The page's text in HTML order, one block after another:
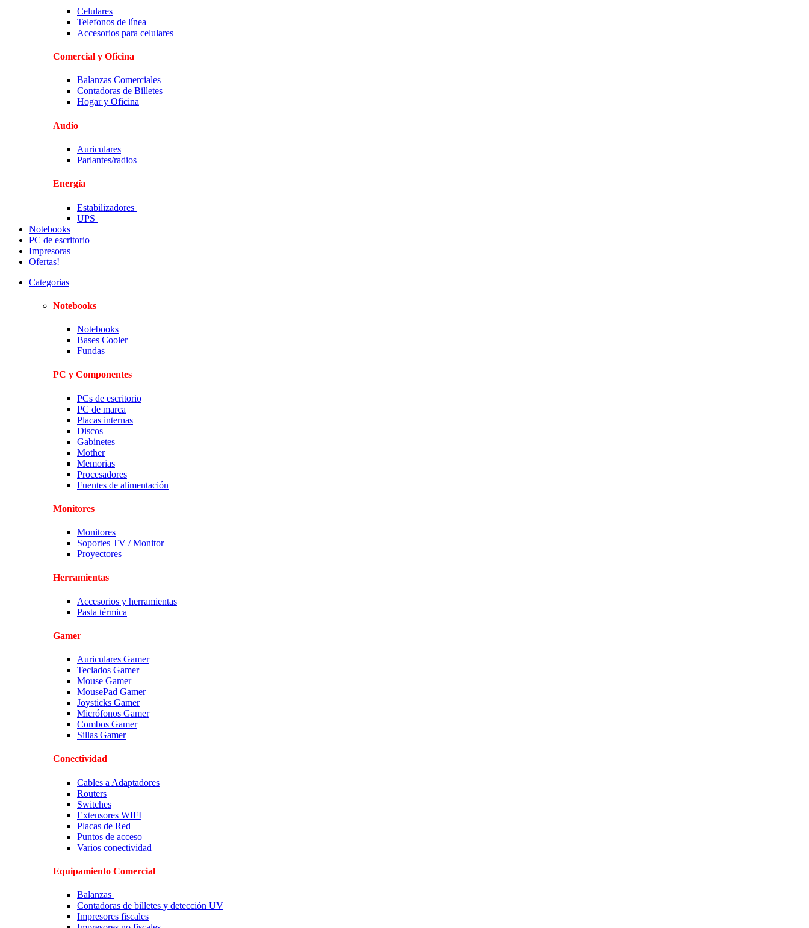
Celulares
Telefonos de línea
Accesorios para celulares
Comercial y Oficina
Balanzas Comerciales
Contadoras de Billetes
Hogar y Oficina
Audio
Auriculares
Parlantes/radios
Energía
Estabilizadores
UPS
Notebooks
PC de escritorio
Impresoras
Ofertas!
Categorias
Notebooks
Notebooks
Bases Cooler
Fundas
PC y Componentes
PCs de escritorio
PC de marca
Placas internas
Discos
Gabinetes
Mother
Memorias
Procesadores
Fuentes de alimentación
Monitores
Monitores
Soportes TV / Monitor
Proyectores
Herramientas
Accesorios y herramientas
Pasta térmica
Gamer
Auriculares Gamer
Teclados Gamer
Mouse Gamer
MousePad Gamer
Joysticks Gamer
Micrófonos Gamer
Combos Gamer
Sillas Gamer
Conectividad
Cables a Adaptadores
Routers
Switches
Extensores WIFI
Placas de Red
Puntos de acceso
Varios conectividad
Equipamiento Comercial
Balanzas
Contadoras de billetes y detección UV
Impresores fiscales